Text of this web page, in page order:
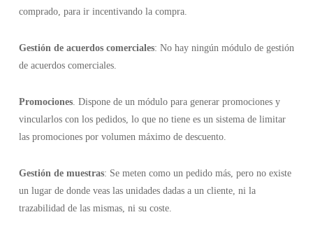
comprado, para ir incentivando la compra.
Gestión de acuerdos comerciales: No hay ningún módulo de gestión
de acuerdos comerciales.
Promociones. Dispone de un módulo para generar promociones y
vincularlos con los pedidos, lo que no tiene es un sistema de limitar
las promociones por volumen máximo de descuento.
Gestión de muestras: Se meten como un pedido más, pero no existe
un lugar de donde veas las unidades dadas a un cliente, ni la
trazabilidad de las mismas, ni su coste.